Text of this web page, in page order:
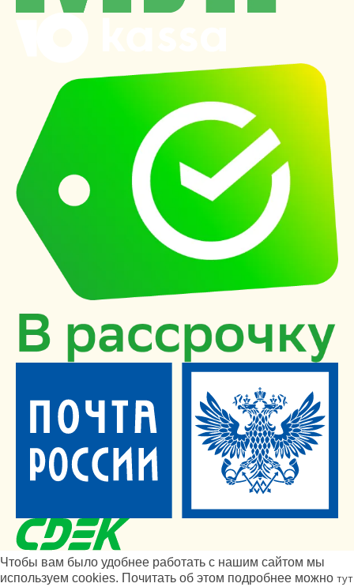
Чтобы вам было удобнее работать с нашим сайтом мы
используем cookies. Почитать об этом подробнее можно тут